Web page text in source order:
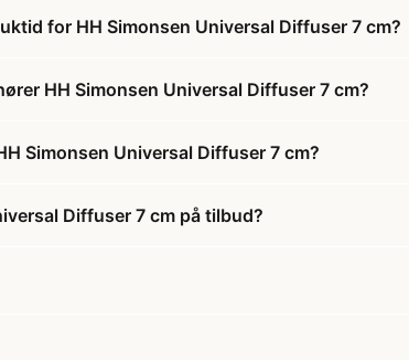
for HH Simonsen Universal Diffuser 7 cm?
HH Simonsen Universal Diffuser 7 cm?
Simonsen Universal Diffuser 7 cm?
Diffuser 7 cm på tilbud?